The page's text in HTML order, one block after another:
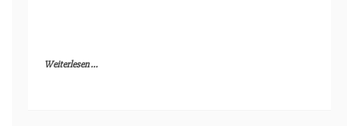
Weiterlesen ...